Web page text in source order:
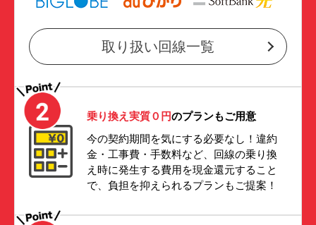
取り扱い回線一覧
乗り換え実質０円のプランもご用意
今の契約期間を気にする必要なし！違約
金・工事費・手数料など、回線の乗り換
え時に発生する費用を現金還元すること
で、負担を抑えられるプランもご提案！